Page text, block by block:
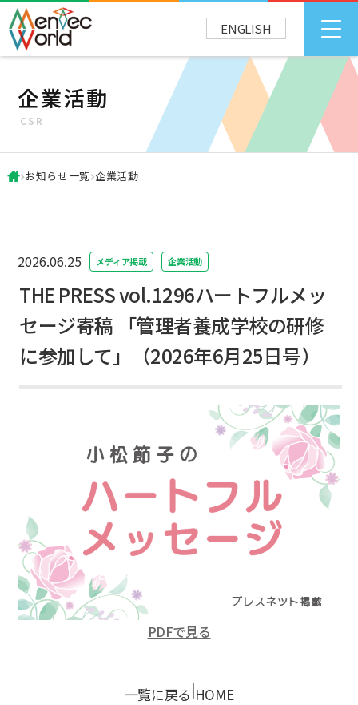
ENGLISH
企業活動
CSR
お知らせ一覧 企業活動
2026.06.25 メディア掲載 企業活動
THE PRESS vol.1296ハートフルメッ
セージ寄稿 「管理者養成学校の研修
に参加して」（2026年6月25日号）
PDFで見る
一覧に戻る|HOME